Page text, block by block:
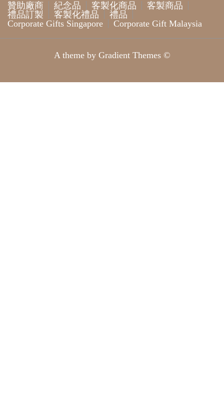
贊助廠商 紀念品 客製化商品
客製商品
禮品訂製
客製化禮品
禮品
Corporate Gifts Singapore
Corporate Gift Malaysia
A theme by Gradient Themes ©